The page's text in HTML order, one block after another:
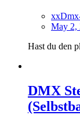
May 2,
Hast du den
DMX